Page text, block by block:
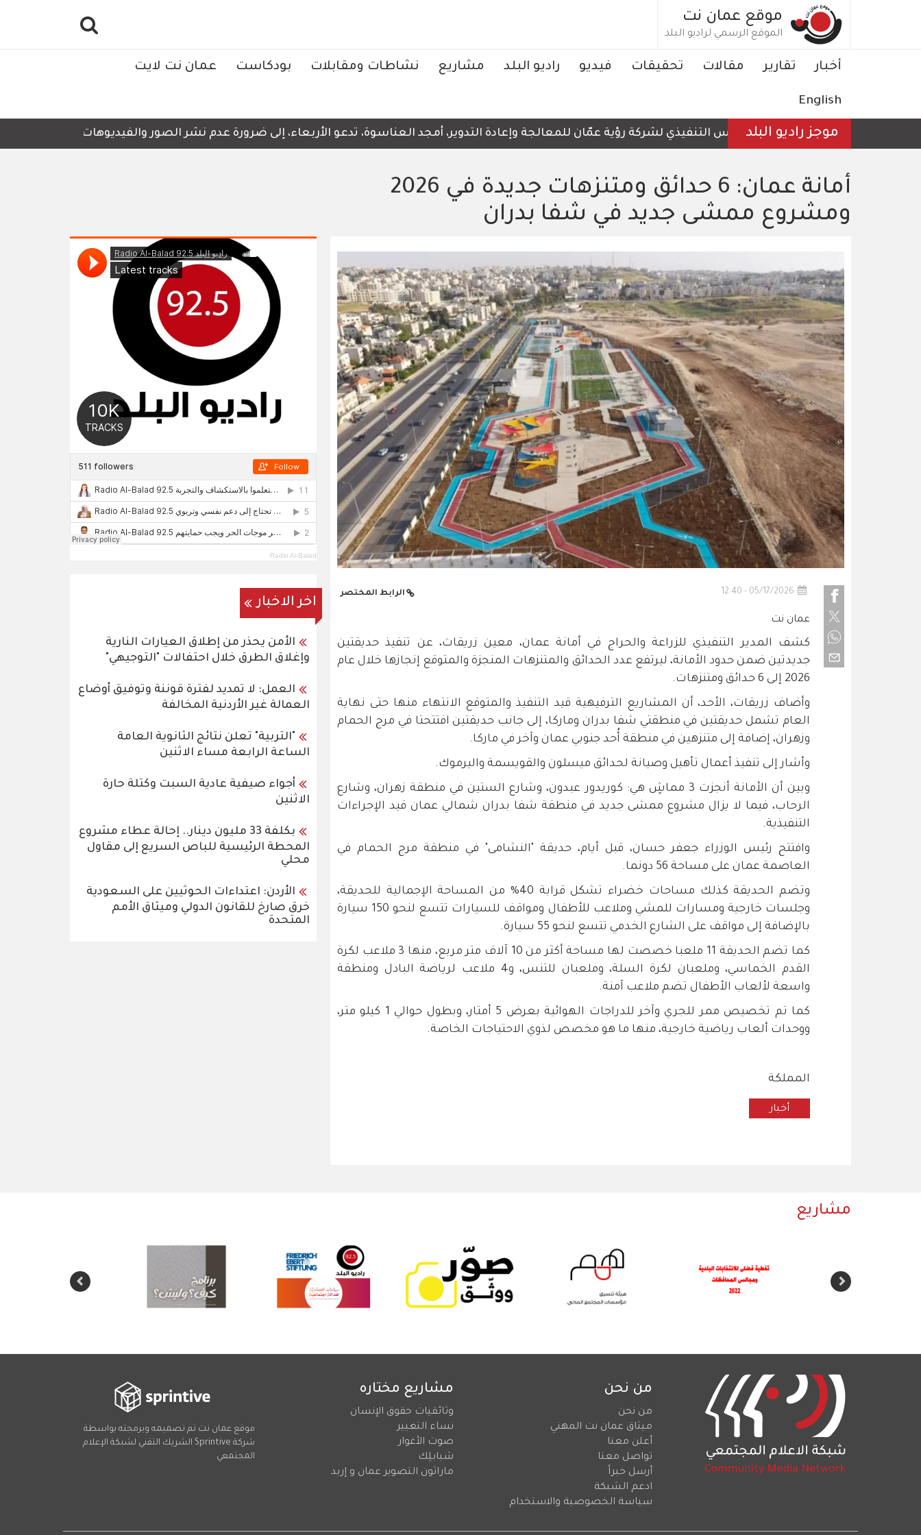
موقع عمان نت
الموقع الرسمي لراديو البلد
Main
أخبار تقارير مقالات تحقيقات فيديو راديو البلد مشاريع نشاطات ومقابلات بودكاست عمان نت لايت
English
موجز راديو البلدالرئيس التنفيذي لشركة رؤية عمّان للمعالجة وإعادة التدوير، أمجد العناسوة، تدعو الأربعاء، إلى ضرورة عدم نشر الصور والفيديوهات التي لا تحتوي
أمانة عمان: 6 حدائق ومتنزهات جديدة في 2026
ومشروع ممشى جديد في شفا بدران
05/17/2026 - 12:40 الرابط المختصر
عمان نت
كشف المدير التنفيذي للزراعة والحراج في أمانة عمان، معين زريقات، عن تنفيذ حديقتين
جديدتين ضمن حدود الأمانة، ليرتفع عدد الحدائق والمتنزهات المنجزة والمتوقع إنجازها خلال عام
2026 إلى 6 حدائق ومتنزهات.
وأضاف زريقات، الأحد، أن المشاريع الترفيهية قيد التنفيذ والمتوقع الانتهاء منها حتى نهاية
العام تشمل حديقتين في منطقتي شفا بدران وماركا، إلى جانب حديقتين افتتحتا في مرج الحمام
وزهران، إضافة إلى متنزهين في منطقة أُحد جنوبي عمان وآخر في ماركا.
وأشار إلى تنفيذ أعمال تأهيل وصيانة لحدائق ميسلون والقويسمة واليرموك.
وبين أن الأمانة أنجزت 3 مماشٍ هي: كوريدور عبدون، وشارع الستين في منطقة زهران، وشارع
الرحاب، فيما لا يزال مشروع ممشى جديد في منطقة شفا بدران شمالي عمان قيد الإجراءات
التنفيذية.
وافتتح
رئيس الوزراء جعفر حسان، قبل أيام، حديقة "النشامى" في منطقة مرج الحمام في
العاصمة عمان على مساحة 56 دونما.
وتضم الحديقة كذلك مساحات خضراء تشكل قرابة 40% من المساحة الإجمالية للحديقة،
وجلسات خارجية ومسارات للمشي وملاعب للأطفال ومواقف للسيارات تتسع لنحو 150 سيارة
بالإضافة إلى مواقف على الشارع الخدمي تتسع لنحو 55 سيارة.
كما تضم الحديقة 11 ملعبا خصصت لها مساحة أكثر من 10 آلاف متر مربع، منها 3 ملاعب لكرة
القدم الخماسي، وملعبان لكرة السلة، وملعبان للتنس، و4 ملاعب لرياضة البادل ومنطقة
واسعة لألعاب الأطفال تضم ملاعب آمنة.
كما تم تخصيص ممر للجري وآخر للدراجات الهوائية بعرض 5 أمتار، وبطول حوالي 1 كيلو متر،
ووحدات ألعاب رياضية خارجية، منها ما هو مخصص لذوي الاحتياجات الخاصة.
المملكة
أخبار
Radio Al-Balad
اخر الاخبار
الأمن يحذر من إطلاق العيارات النارية
وإغلاق الطرق خلال احتفالات "التوجيهي"
العمل: لا تمديد لفترة قوننة وتوفيق أوضاع
العمالة غير الأردنية المخالفة
"التربية" تعلن نتائج الثانوية العامة
الساعة الرابعة مساء الاثنين
أجواء صيفية عادية السبت وكتلة حارة
الاثنين
بكلفة 33 مليون دينار.. إحالة عطاء مشروع
المحطة الرئيسية للباص السريع إلى مقاول
محلي
الأردن: اعتداءات الحوثيين على السعودية
خرق صارخ للقانون الدولي وميثاق الأمم
المتحدة
مشاريع
من نحن
من نحن
ميثاق عمان نت المهني
أعلن معنا
تواصل معنا
أرسل خبراً
ادعم الشبكة
سياسة الخصوصية والاستخدام
مشاريع مختاره
وثائقيات حقوق الإنسان
نساء التغيير
صوت الأغوار
شبابلِك
ماراثون التصوير عمان و إربد
موقع عمان نت تم تصميمه وبرمجته بواسطة
شركة Sprintive الشريك التقني لشبكة الإعلام
المجتمعي